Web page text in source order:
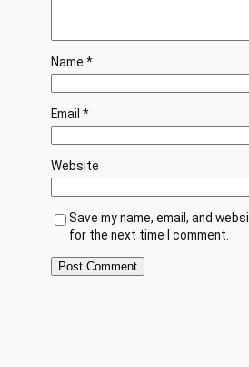
Name *
Email *
Website
Save my name, email, and
for the next time I comment.